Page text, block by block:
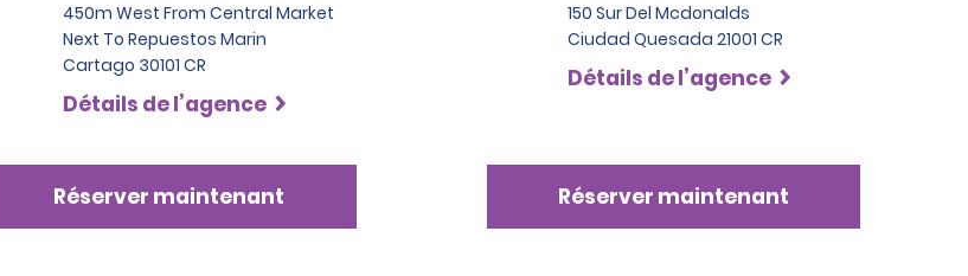
450m West From Central Market
Next To Repuestos Marin
Cartago 30101 CR
Détails de l’agence
Réserver maintenant
150 Sur Del Mcdonalds
Ciudad Quesada 21001 CR
Détails de l’agence
Réserver maintenant